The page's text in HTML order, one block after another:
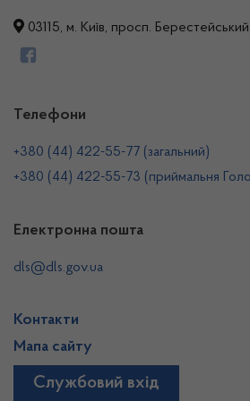
03115, м. Київ, просп.
Телефони
+380 (44) 422-55-77 (загальний)
+380 (44) 422-55-73 (приймальня
Електронна пошта
dls@dls.gov.ua
Контакти
Мапа сайту
Службовий вхід